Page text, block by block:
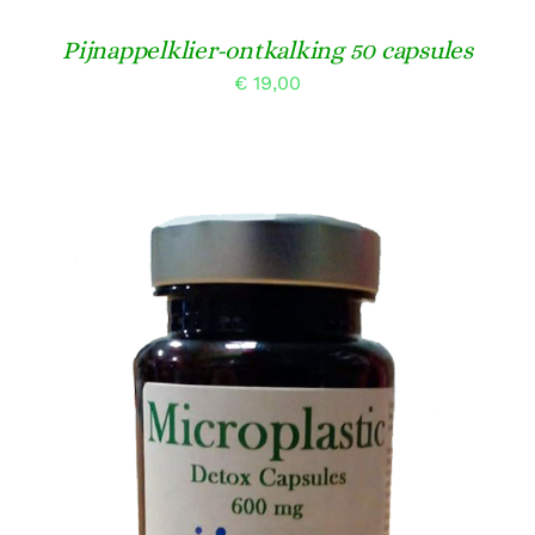
Pijnappelklier-ontkalking 50 capsules
€ 19,00
Gewaardeerd
4.00uit 5
TOEVOEGEN AAN WINKELWAGEN